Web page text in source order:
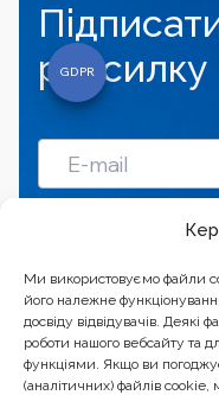
Ми використовуємо файли
його належне
досвіду відвідувачів.
роботи нашого вебсайту та
функціями. Якщо ви
(аналітичних) файлів cookie,
розсилку